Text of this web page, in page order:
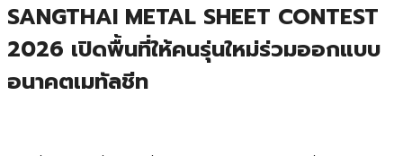
SANGTHAI METAL SHEET CONTEST
2026 เปิดพื้นที่ให้คนรุ่นใหม่ร่วมออกแบบ
อนาคตเมทัลชีท